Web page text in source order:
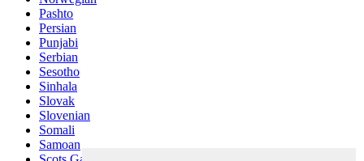
Pashto
Persian
Punjabi
Serbian
Sesotho
Sinhala
Slovak
Slovenian
Somali
Samoan